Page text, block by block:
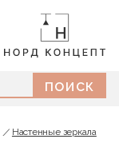
Настенные зеркала